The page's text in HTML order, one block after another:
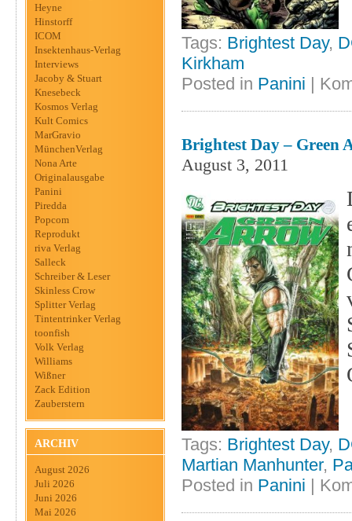
Heyne
Hinstorff
ICOM
Insektenhaus-Verlag
Interviews
Jacoby & Stuart
Knesebeck
Kosmos Verlag
Kult Comics
MarGravio
MünchenVerlag
Nona Arte
Originalausgabe
Panini
Piredda
Popcom
Reprodukt
riva Verlag
Salleck
Schreiber & Leser
Skinless Crow
Splitter Verlag
Tintentrinker Verlag
toonfish
Volk Verlag
Williams
Wißner
Zack Edition
Zauberstern
ARCHIV
August 2026
Juli 2026
Juni 2026
Mai 2026
Tags: Brightest Day,
Kirkham
Posted in Panini
Brightest Day – Green
August 3, 2011
Tags: Brightest Day,
Martian Manhunter,
Posted in Panini |